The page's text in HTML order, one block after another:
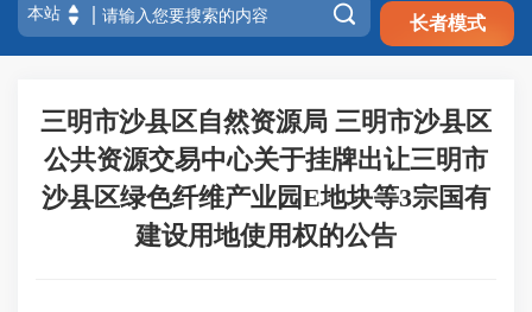
 长者模式
三明市沙县区自然资源局 三明市沙县区
公共资源交易中心关于挂牌出让三明市
沙县区绿色纤维产业园E地块等3宗国有
建设用地使用权的公告